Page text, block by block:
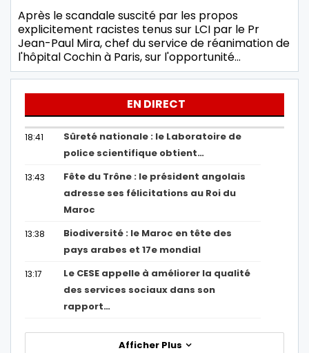
Après le scandale suscité par les propos
explicitement racistes tenus sur LCI par le Pr
Jean-Paul Mira, chef du service de réanimation de
l'hôpital Cochin à Paris, sur l'opportunité…
EN DIRECT
18:41
Sûreté nationale : le Laboratoire de
police scientifique obtient…
13:43
Fête du Trône : le président angolais
adresse ses félicitations au Roi du
Maroc
13:38
Biodiversité : le Maroc en tête des
pays arabes et 17e mondial
13:17
Le CESE appelle à améliorer la qualité
des services sociaux dans son
rapport…
Afficher Plus